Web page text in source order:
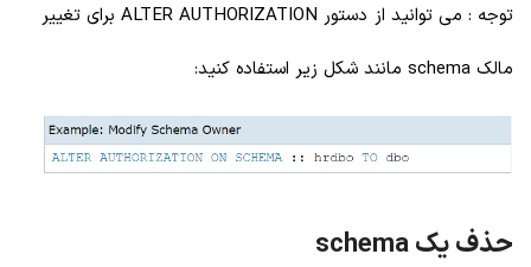
توجه : می توانید از دستور ALTER AUTHORIZATION برای تغییر
مالک schema مانند شکل زیر استفاده کنید:
حذف یک schema